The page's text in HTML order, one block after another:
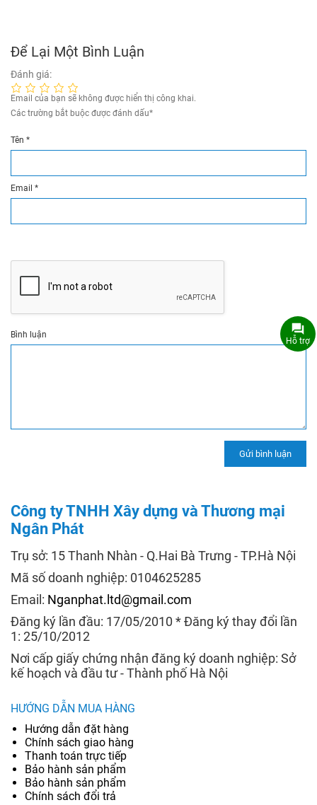
Để Lại Một Bình Luận
Đánh giá:
Email của bạn sẽ không được hiển thị công khai.
Các trường bắt buộc được đánh dấu*
Tên *
Email *
Bình luận
Công ty TNHH Xây dựng và Thương mại
Ngân Phát
Trụ sở: 15 Thanh Nhàn - Q.Hai Bà Trưng - TP.Hà Nội
Mã số doanh nghiệp: 0104625285
Email: Nganphat.ltd@gmail.com
Đăng ký lần đầu: 17/05/2010 * Đăng ký thay đổi lần
1: 25/10/2012
Nơi cấp giấy chứng nhận đăng ký doanh nghiệp: Sở
kế hoạch và đầu tư - Thành phố Hà Nội
HƯỚNG DẪN MUA HÀNG
Hướng dẫn đặt hàng
Chính sách giao hàng
Thanh toán trực tiếp
Bảo hành sản phẩm
Bảo hành sản phẩm
Chính sách đổi trả
Hỗ trợ